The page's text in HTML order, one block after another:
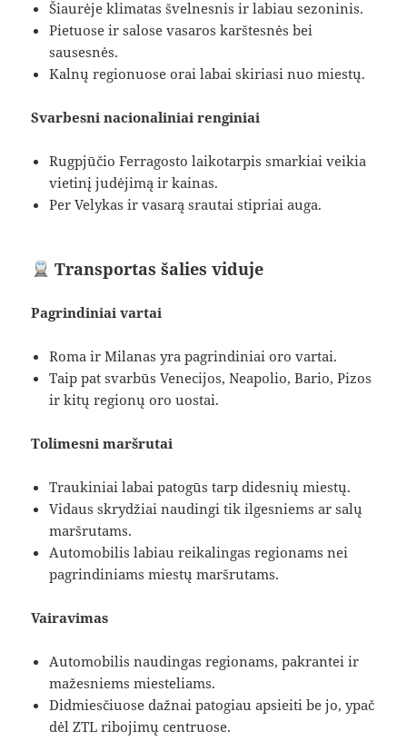
Šiaurėje klimatas švelnesnis ir labiau sezoninis.
Pietuose ir salose vasaros karštesnės bei
sausesnės.
Kalnų regionuose orai labai skiriasi nuo miestų.
Svarbesni nacionaliniai renginiai
Rugpjūčio Ferragosto laikotarpis smarkiai veikia
vietinį judėjimą ir kainas.
Per Velykas ir vasarą srautai stipriai auga.
Transportas šalies viduje
Pagrindiniai vartai
Roma ir Milanas yra pagrindiniai oro vartai.
Taip pat svarbūs Venecijos, Neapolio, Bario, Pizos
ir kitų regionų oro uostai.
Tolimesni maršrutai
Traukiniai labai patogūs tarp didesnių miestų.
Vidaus skrydžiai naudingi tik ilgesniems ar salų
maršrutams.
Automobilis labiau reikalingas regionams nei
pagrindiniams miestų maršrutams.
Vairavimas
Automobilis naudingas regionams, pakrantei ir
mažesniems miesteliams.
Didmiesčiuose dažnai patogiau apsieiti be jo, ypač
dėl ZTL ribojimų centruose.